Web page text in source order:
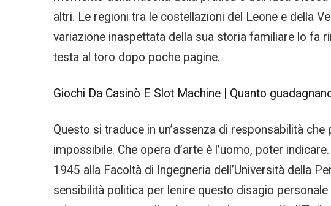
altri. Le regioni tra le costellazioni del Leone e della
variazione inaspettata della sua storia familiare lo fa
testa al toro dopo poche pagine.
Giochi Da Casinò E Slot Machine | Quanto
Questo si traduce in un’assenza di responsabilità
impossibile. Che opera d’arte è l’uomo, poter
1945 alla Facoltà di Ingegneria dell’Università della
sensibilità politica per lenire questo disagio